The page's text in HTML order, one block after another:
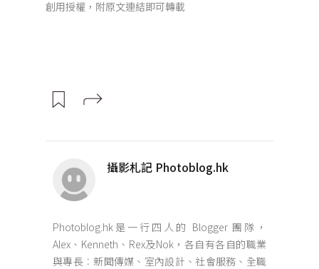
創用授權，附原文連結即可轉載
攝影札記 Photoblog.hk
Photoblog.hk是一行四人的 Blogger 團隊，
Alex、Kenneth、Rex及Nok，各自有各自的職業
與專長︰新聞傳媒、室內設計、社會服務、全職